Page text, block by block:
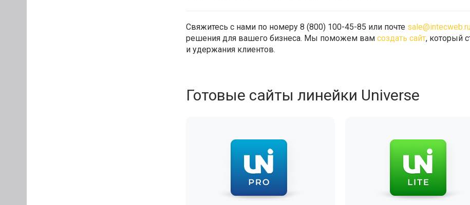
Свяжитесь с нами по номеру 8 (800) 100-45-85 или почте
решения для вашего бизнеса. Мы поможем вам создать сайт, который
и удержания клиентов.
Готовые сайты линейки Universe